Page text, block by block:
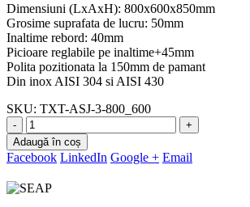
Dimensiuni (LxAxH): 800x600x850mm
Grosime suprafata de lucru: 50mm
Inaltime rebord: 40mm
Picioare reglabile pe inaltime+45mm
Polita pozitionata la 150mm de pamant
Din inox AISI 304 si AISI 430
SKU: TXT-ASJ-3-800_600
-
+
Adaugă în coș
Facebook LinkedIn Google + Email